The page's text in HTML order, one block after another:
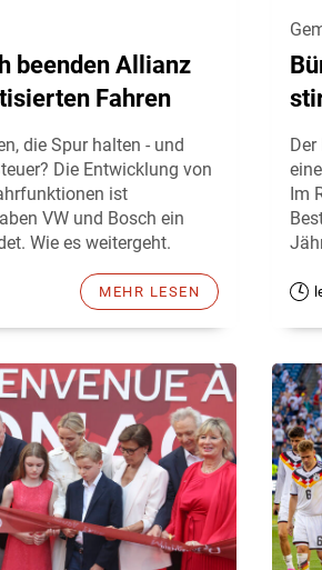
beenden Allianz
Fahren
die Spur halten - und
Die Entwicklung von
ist
VW und Bosch ein
Wie es weitergeht.
MEHR LESEN
Im